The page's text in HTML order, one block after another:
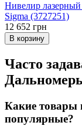
Нивелир
Sigma (3727251)
12 652 грн
В корзину
Часто
Какие товары
популярные?